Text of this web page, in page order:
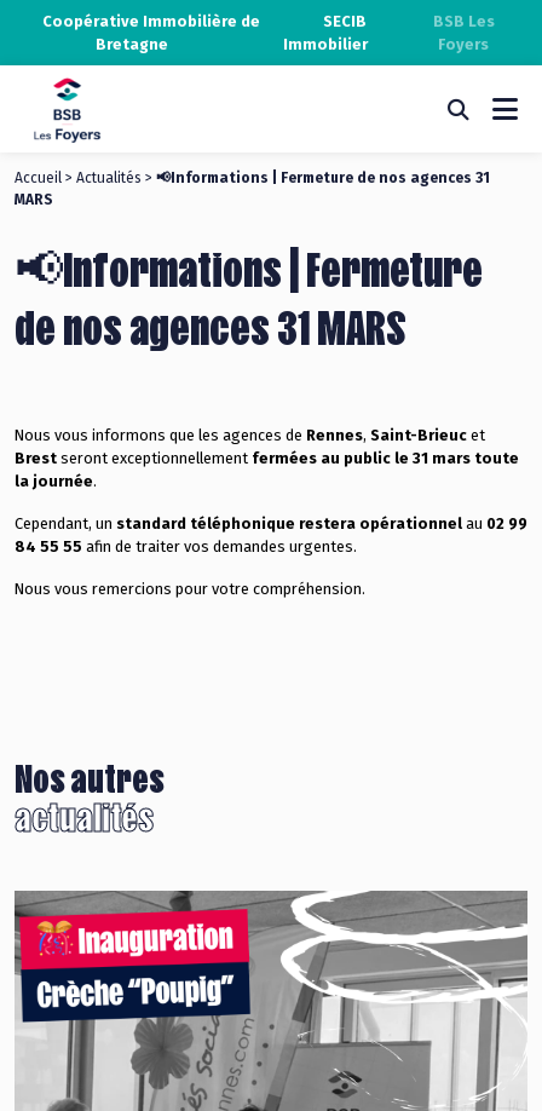
Coopérative Immobilière de
Bretagne
SECIB
Immobilier
BSB Les
Foyers
Accueil > Actualités > 📢Informations | Fermeture de nos agences 31
MARS
📢Informations | Fermeture
de nos agences 31 MARS
Nous vous informons que les agences de Rennes, Saint-Brieuc et
Brest seront exceptionnellement fermées au public le 31 mars toute
la journée.
Cependant, un standard téléphonique restera opérationnel au 02 99
84 55 55 afin de traiter vos demandes urgentes.
Nous vous remercions pour votre compréhension.
Nos autres
actualités